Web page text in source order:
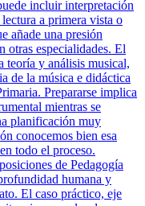
incluir interpretación
a primera vista o
añade una presión
otras especialidades. El
teoría y análisis musical,
de la música e didáctica
Prepararse implica
mientras se
planificación muy
conocemos bien esa
todo el proceso.
de Pedagogía
humana y
El caso práctico, eje